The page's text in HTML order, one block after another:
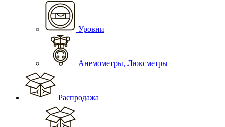
Уровни
Анемометры, Люксметры
Распродажа